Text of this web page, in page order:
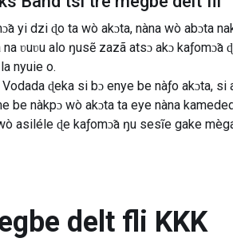
yi dzi ɖo ta wò akɔta, nàna wò abɔta
ʋuʋu alo ŋusẽ zazã atsɔ akɔ
nyuie o.
ɖeka si bɔ enye be nàƒo akɔta,
be nàkpɔ wò akɔta ta eye nàna
asiléle ɖe kaƒomɔ̃a ŋu sesĩe gake
delt fli KKK